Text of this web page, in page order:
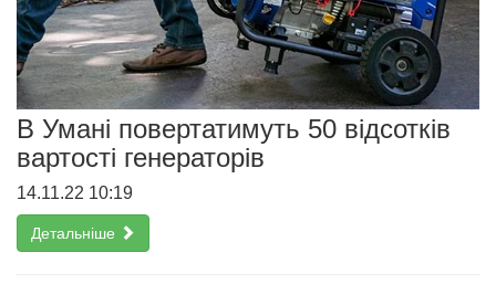
В Умані повертатимуть 50 відсотків
вартості генераторів
14.11.22 10:19
Детальніше